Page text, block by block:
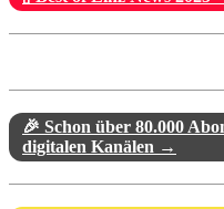
🎉 Schon über 80.000
digitalen Kanälen →